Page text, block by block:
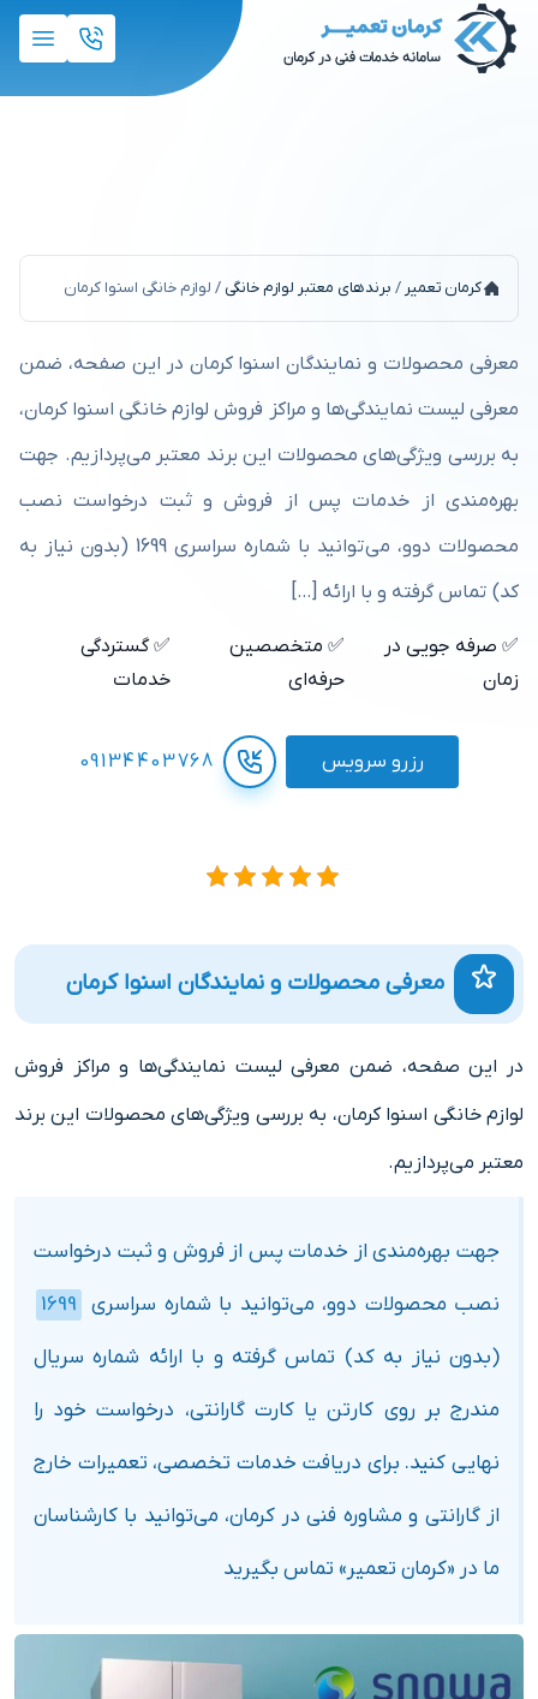
کرمان تعمیر / برندهای معتبر لوازم خانگی / لوازم خانگی اسنوا کرمان
معرفی محصولات و نمایندگان اسنوا کرمان در این صفحه، ضمن
معرفی لیست نمایندگی‌ها و مراکز فروش لوازم خانگی اسنوا کرمان،
به بررسی ویژگی‌های محصولات این برند معتبر می‌پردازیم. جهت
بهره‌مندی از خدمات پس از فروش و ثبت درخواست نصب
محصولات دوو، می‌توانید با شماره سراسری 1699 (بدون نیاز به
کد) تماس گرفته و با ارائه […]
✅ صرفه جویی در
زمان
✅ متخصصین
حرفه‌ای
✅ گستردگی
خدمات
رزرو سرویس 09134403768
معرفی محصولات و نمایندگان اسنوا کرمان
در این صفحه، ضمن معرفی لیست نمایندگی‌ها و مراکز فروش
لوازم خانگی اسنوا کرمان، به بررسی ویژگی‌های محصولات این برند
معتبر می‌پردازیم.
جهت بهره‌مندی از خدمات پس از فروش و ثبت درخواست
نصب محصولات دوو، می‌توانید با شماره سراسری 1699
(بدون نیاز به کد) تماس گرفته و با ارائه شماره سریال
مندرج بر روی کارتن یا کارت گارانتی، درخواست خود را
نهایی کنید. برای دریافت خدمات تخصصی، تعمیرات خارج
از گارانتی و مشاوره فنی در کرمان، می‌توانید با کارشناسان
ما در «کرمان تعمیر» تماس بگیرید